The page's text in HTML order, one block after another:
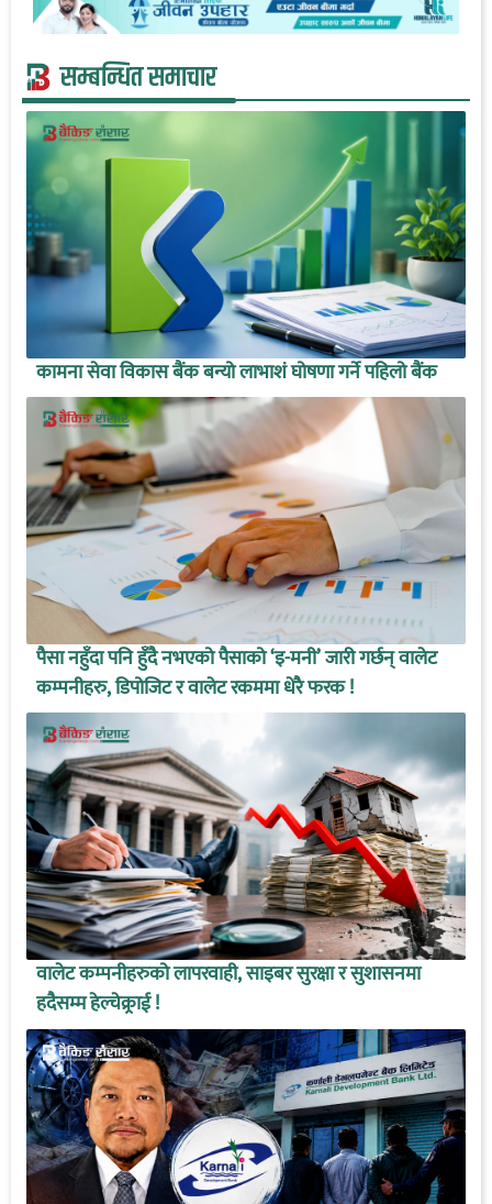
सम्बन्धित समाचार
कामना सेवा विकास बैंक बन्यो लाभाशं घोषणा गर्ने पहिलो बैंक
पैसा नहुँदा पनि हुँदै नभएको पैसाको ‘इ-मनी’ जारी गर्छन् वालेट
कम्पनीहरु, डिपोजिट र वालेट रकममा धेरै फरक !
वालेट कम्पनीहरुको लापरवाही, साइबर सुरक्षा र सुशासनमा
हदैसम्म हेल्चेक्र्राई !